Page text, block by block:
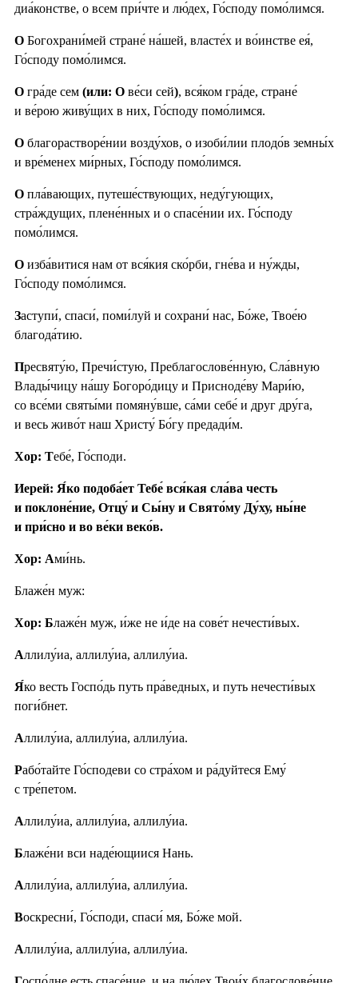
диа́констве, о всем при́чте и лю́дех, Го́споду помо́лимся.
О Богохрани́мей стране́ на́шей, власте́х и во́инстве ея́,
Го́споду помо́лимся.
О гра́де сем (или: О ве́си сей), вся́ком гра́де, стране́
и ве́рою живу́щих в них, Го́споду помо́лимся.
О благорастворе́нии возду́хов, о изоби́лии плодо́в земны́х
и вре́менех ми́рных, Го́споду помо́лимся.
О пла́вающих, путеше́ствующих, неду́гующих,
стра́ждущих, плене́нных и о спасе́нии их. Го́споду
помо́лимся.
О изба́витися нам от вся́кия ско́рби, гне́ва и ну́жды,
Го́споду помо́лимся.
Заступи́, спаси́, поми́луй и сохрани́ нас, Бо́же, Твое́ю
благода́тию.
Пресвяту́ю, Пречи́стую, Преблагослове́нную, Сла́вную
Влады́чицу на́шу Богоро́дицу и Присноде́ву Мари́ю,
со все́ми святы́ми помяну́вше, са́ми себе́ и друг дру́га,
и весь живо́т наш Христу́ Бо́гу предади́м.
Хор: Тебе́, Го́споди.
Иерей: Я́ко подоба́ет Тебе́ вся́кая сла́ва честь
и поклоне́ние, Отцу́ и Сы́ну и Свято́му Ду́ху, ны́не
и при́сно и во ве́ки веко́в.
Хор: Ами́нь.
Блаже́н муж:
Хор: Блаже́н муж, и́же не и́де на сове́т нечести́вых.
Аллилу́иа, аллилу́иа, аллилу́иа.
Я́ко весть Госпо́дь путь пра́ведных, и путь нечести́вых
поги́бнет.
Аллилу́иа, аллилу́иа, аллилу́иа.
Рабо́тайте Го́сподеви со стра́хом и ра́дуйтеся Ему́
с тре́петом.
Аллилу́иа, аллилу́иа, аллилу́иа.
Блаже́ни вси наде́ющиися Нань.
Аллилу́иа, аллилу́иа, аллилу́иа.
Воскресни́, Го́споди, спаси́ мя, Бо́же мой.
Аллилу́иа, аллилу́иа, аллилу́иа.